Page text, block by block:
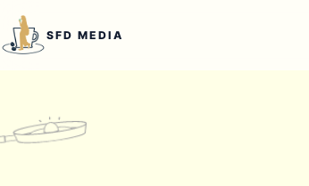
本文へ移動
SFD MEDIA